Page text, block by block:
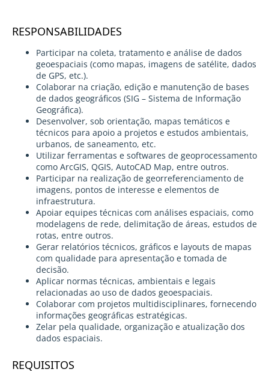
RESPONSABILIDADES
Participar na coleta, tratamento e análise de dados
geoespaciais (como mapas, imagens de satélite, dados
de GPS, etc.).
Colaborar na criação, edição e manutenção de bases
de dados geográficos (SIG – Sistema de Informação
Geográfica).
Desenvolver, sob orientação, mapas temáticos e
técnicos para apoio a projetos e estudos ambientais,
urbanos, de saneamento, etc.
Utilizar ferramentas e softwares de geoprocessamento
como ArcGIS, QGIS, AutoCAD Map, entre outros.
Participar na realização de georreferenciamento de
imagens, pontos de interesse e elementos de
infraestrutura.
Apoiar equipes técnicas com análises espaciais, como
modelagens de rede, delimitação de áreas, estudos de
rotas, entre outros.
Gerar relatórios técnicos, gráficos e layouts de mapas
com qualidade para apresentação e tomada de
decisão.
Aplicar normas técnicas, ambientais e legais
relacionadas ao uso de dados geoespaciais.
Colaborar com projetos multidisciplinares, fornecendo
informações geográficas estratégicas.
Zelar pela qualidade, organização e atualização dos
dados espaciais.
REQUISITOS